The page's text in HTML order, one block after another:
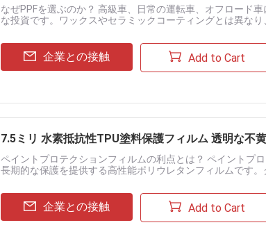
なぜPPFを選ぶのか？ 高級車、日常の運転車、オフロード
な投資です。ワックスやセラミックコーティングとは異な
企業との接触 Add to Cart
7.5ミリ 水素抵抗性TPU塗料保護フィルム 透明な不
ペイントプロテクションフィルムの利点とは？ ペイントプ
長期的な保護を提供する高性能ポリウレタンフィルムです
企業との接触 Add to Cart